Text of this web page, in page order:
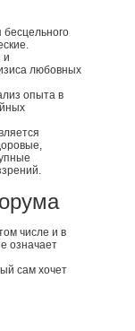
и
любовных
опыта в
числе и в
означает
сам хочет